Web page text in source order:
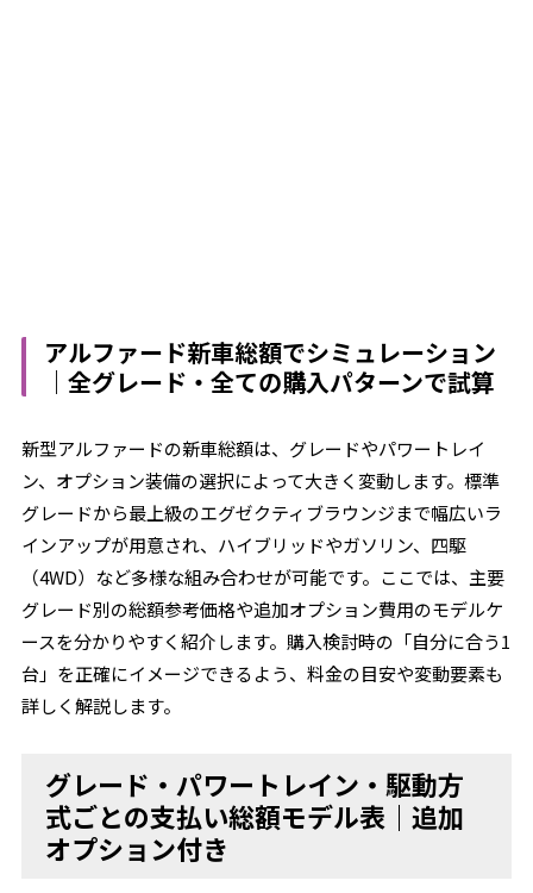
アルファード新車総額でシミュレーション
｜全グレード・全ての購入パターンで試算
新型アルファードの新車総額は、グレードやパワートレイ
ン、オプション装備の選択によって大きく変動します。標準
グレードから最上級のエグゼクティブラウンジまで幅広いラ
インアップが用意され、ハイブリッドやガソリン、四駆
（4WD）など多様な組み合わせが可能です。ここでは、主要
グレード別の総額参考価格や追加オプション費用のモデルケ
ースを分かりやすく紹介します。購入検討時の「自分に合う1
台」を正確にイメージできるよう、料金の目安や変動要素も
詳しく解説します。
グレード・パワートレイン・駆動方
式ごとの支払い総額モデル表｜追加
オプション付き